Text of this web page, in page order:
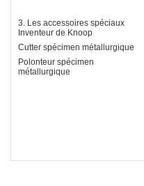
3. Les accessoires spéciaux
Inventeur de Knoop
Cutter spécimen métallurgique
Polonteur spécimen
métallurgique